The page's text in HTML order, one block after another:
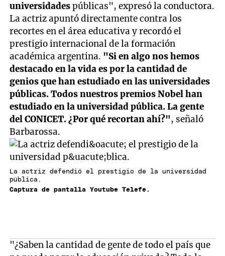
universidadespúblicas", expresó la conductora.
La actriz apuntó directamente contra los
recortes en el área educativa y recordó el
prestigio internacional de la formación
académica argentina. "Si en algo nos hemos
destacado en la vida es por la cantidad de
genios que han estudiado en las universidades
públicas. Todos nuestros premios Nobel han
estudiado en la universidad pública. La gente
del CONICET. ¿Por qué recortan ahí?", señaló
Barbarossa.
La actriz defendió el prestigio de la universidad
pública.
Captura de pantalla Youtube Telefe.
"¿Saben la cantidad de gente de todo el país que